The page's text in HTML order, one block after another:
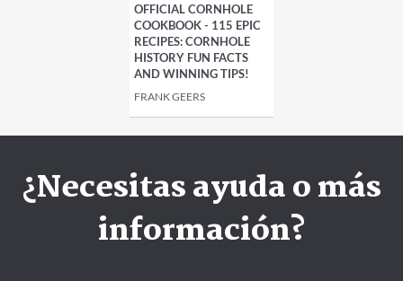
OFFICIAL CORNHOLE
COOKBOOK - 115 EPIC
RECIPES: CORNHOLE
HISTORY FUN FACTS
AND WINNING TIPS!
FRANK GEERS
¿Necesitas ayuda o más
información?